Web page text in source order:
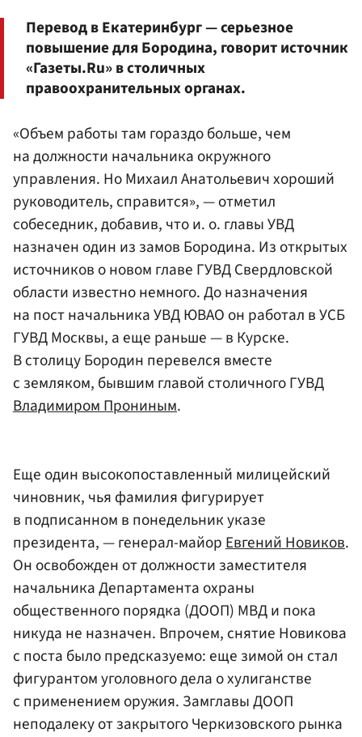
Перевод в Екатеринбург — серьезное
повышение для Бородина, говорит источник
«Газеты.Ru» в столичных
правоохранительных органах.
«Объем работы там гораздо больше, чем
на должности начальника окружного
управления. Но Михаил Анатольевич хороший
руководитель, справится», — отметил
собеседник, добавив, что и. о. главы УВД
назначен один из замов Бородина. Из открытых
источников о новом главе ГУВД Свердловской
области известно немного. До назначения
на пост начальника УВД ЮВАО он работал в УСБ
ГУВД Москвы, а еще раньше — в Курске.
В столицу Бородин перевелся вместе
с земляком, бывшим главой столичного ГУВД
Владимиром Прониным.
Еще один высокопоставленный милицейский
чиновник, чья фамилия фигурирует
в подписанном в понедельник указе
президента, — генерал-майорЕвгений Новиков.
Он освобожден от должности заместителя
начальника Департамента охраны
общественного порядка (ДООП) МВД и пока
никуда не назначен. Впрочем, снятие Новикова
с поста было предсказуемо: еще зимой он стал
фигурантом уголовного дела о хулиганстве
с применением оружия. Замглавы ДООП
неподалеку от закрытого Черкизовского рынка